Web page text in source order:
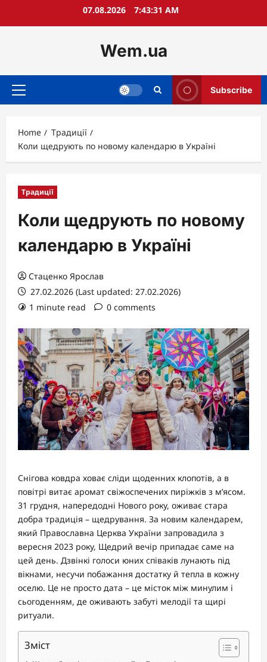
07.08.2026 7:43:33 AM
Wem.ua
Primary
Subscribe
Home
Традиції
Коли щедрують по новому календарю в Україні
Традиції
Коли щедрують по новому
календарю в Україні
Стаценко Ярослав
27.02.2026 (Last updated: 27.02.2026)
1 minute read
0 comments
Снігова ковдра ховає сліди щоденних клопотів, а в
повітрі витає аромат свіжоспечених пиріжків з м’ясом.
31 грудня, напередодні Нового року, оживає стара
добра традиція – щедрування. За новим календарем,
який Православна Церква України запровадила з
вересня 2023 року, Щедрий вечір припадає саме на
цей день. Дзвінкі голоси юних співаків лунають під
вікнами, несучи побажання достатку й тепла в кожну
оселю. Це не просто дата – це місток між минулим і
сьогоденням, де оживають забуті мелодії та щирі
ритуали.
Зміст